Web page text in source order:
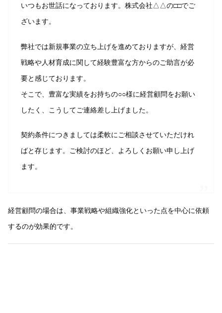
いつもお世話になっております。株式会社△△の□□でご
ざいます。
弊社では新規事業の立ち上げを進めておりますが、経営
戦略や人材育成に関して経験豊富な方からのご助言が必
要と感じております。
そこで、豊富な実績をお持ちの○○様に経営顧問をお願い
したく、こうしてご連絡差し上げました。
契約条件につきましては柔軟にご相談させていただけれ
ばと存じます。ご検討のほど、よろしくお願い申し上げ
ます。
経営顧問の場合は、事業戦略や組織強化といった点を中心に依頼
するのが効果的です。